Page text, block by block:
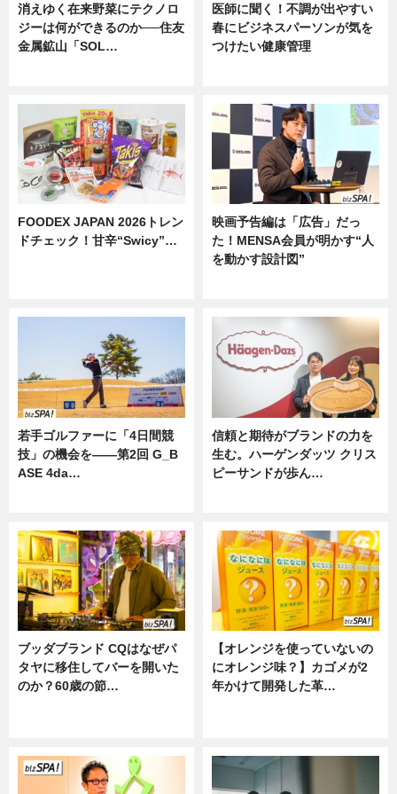
消えゆく在来野菜にテクノロ
ジーは何ができるのか──住友
金属鉱山「SOL…
医師に聞く！不調が出やすい
春にビジネスパーソンが気を
つけたい健康管理
FOODEX JAPAN 2026トレン
ドチェック！甘辛“Swicy”…
映画予告編は「広告」だっ
た！MENSA会員が明かす“人
を動かす設計図”
若手ゴルファーに「4日間競
技」の機会を——第2回 G_B
ASE 4da…
信頼と期待がブランドの力を
生む。ハーゲンダッツ クリス
ピーサンドが歩ん…
ブッダブランド CQはなぜパ
タヤに移住してバーを開いた
のか？60歳の節…
【オレンジを使っていないの
にオレンジ味？】カゴメが2
年かけて開発した革…